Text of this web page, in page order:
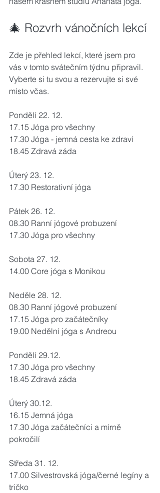
🎄 Rozvrh vánočních lekcí
Zde je přehled lekcí, které jsem pro
vás v tomto svátečním týdnu připravil.
Vyberte si tu svou a rezervujte si své
místo včas.
Pondělí 22. 12.
17.15 Jóga pro všechny
17.30 Jóga - jemná cesta ke zdraví
18.45 Zdravá záda
Úterý 23. 12.
17.30 Restorativní jóga
Pátek 26. 12.
08.30 Ranní jógové probuzení
17.30 Jóga pro všechny
Sobota 27. 12.
14.00 Core jóga s Monikou
Neděle 28. 12.
08.30 Ranní jógové probuzení
17.15 Jóga pro začátečníky
19.00 Nedělní jóga s Andreou
Pondělí 29.12.
17.30 Jóga pro všechny
18.45 Zdravá záda
Úterý 30.12.
16.15 Jemná jóga
17.30 Jóga začátečníci a mírně
pokročilí
Středa 31. 12.
17.00 Silvestrovská jóga/černé legíny a
tričko